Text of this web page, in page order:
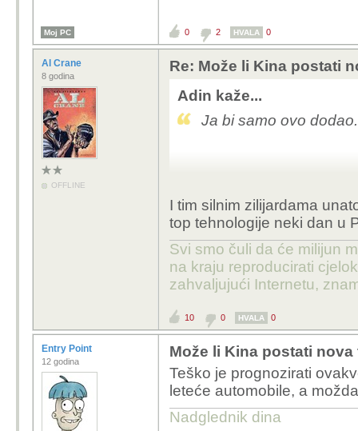
Moj PC 0 2 HVALA 0
Al Crane
8 godina
OFFLINE
Re: Može li Kina postati
Adin kaže...
Ja bi samo ovo dodao.
I tim silnim zilijardama
top tehnologije neki dan u
Svi smo čuli da će milijun
na kraju reproducirati
zahvaljujući Internetu,
10 0 HVALA 0
Entry Point
12 godina
Može li Kina postati
Teško je prognozirati
leteće automobile, a
Nadglednik dina